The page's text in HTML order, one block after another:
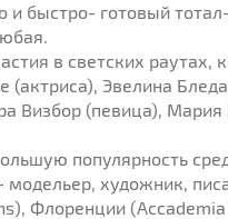
быстро- готовый
в светских раутах,
Эвелина
Визбор (певица), Мария
популярность
художник,
Флоренции